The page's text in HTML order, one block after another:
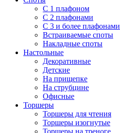
С 1 плафоном
С 2 плафонами
С 3 и более плафонами
Встраиваемые споты
Накладные споты
Настольные
Декоративные
Детские
На прищепке
На струбцине
Офисные
Торшеры
Торшеры для чтения
Торшеры изогнутые
Торшеры на треноге